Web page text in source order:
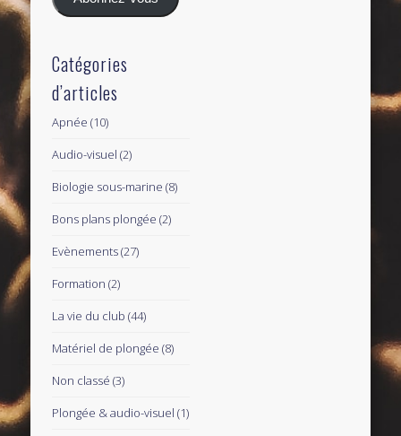
Catégories
d’articles
Apnée (10)
Audio-visuel (2)
Biologie sous-marine (8)
Bons plans plongée (2)
Evènements(27)
Formation (2)
La vie du club (44)
Matériel de plongée (8)
Non classé (3)
Plongée & audio-visuel (1)